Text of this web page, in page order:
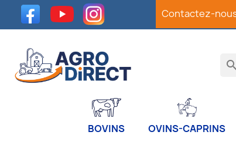
Contactez-
FacebookYouTube
search
BOVINS OVINS-CAPRINS